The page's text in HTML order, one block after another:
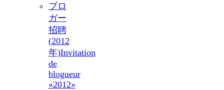
ブロ
ガー
招聘
(2012
年)Invitation
de
blogueur
«2012»